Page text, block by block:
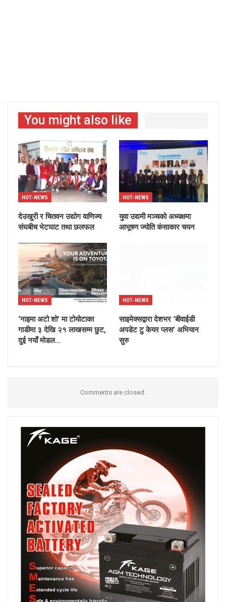
You might also like
HOT-NEWS
देउखुरी र चितवन उद्योग वाणिज्य
संघबीच भेटघाट तथा छलफल
HOT-NEWS
युवा उद्यमी मञ्चको अध्यक्षमा
आभूषण ज्योति कंसाकार चयन
HOT-NEWS
‘नाइमा अटो शो’ मा टोयोटाका
गाडीमा ३ देखि २१ लाखसम्म छुट,
दुई नयाँ मोडल…
HOT-NEWS
साइमेक्सद्वारा देशभर ‘बीवाईडी
अपडेट टु केयर प्लस’ अभियान
सुरु
Comments are closed.